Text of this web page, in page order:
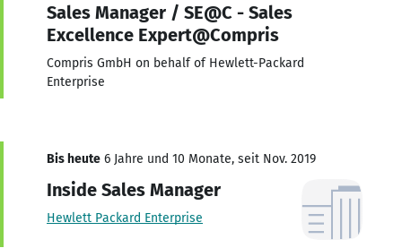
Sales Manager / SE@C - Sales
Excellence Expert@Compris
Compris GmbH on behalf of Hewlett-Packard
Enterprise
Bis heute 6 Jahre und 10 Monate, seit Nov. 2019
Inside Sales Manager
Hewlett Packard Enterprise